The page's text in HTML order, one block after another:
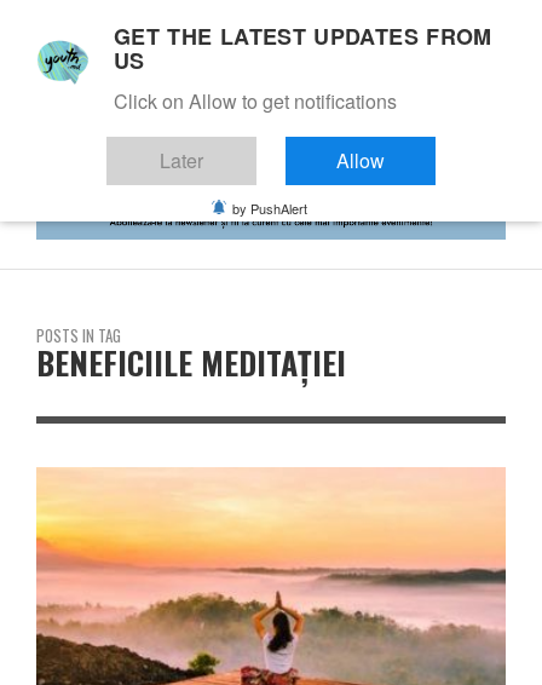
POSTS IN TAG
BENEFICIILE MEDITAŢIEI
GET THE LATEST UPDATES FROM
US
Click on Allow to get notifications
Later Allow
by PushAlert